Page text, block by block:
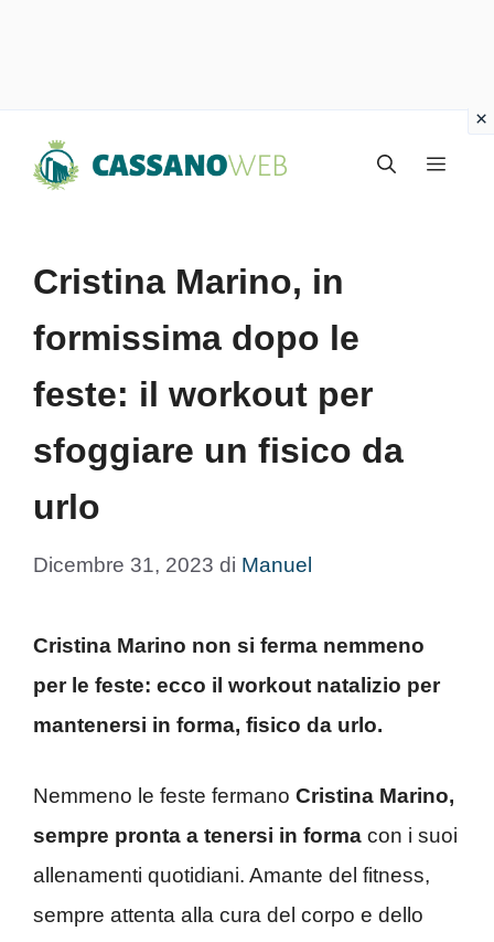
Menu
Cristina Marino, in
formissima dopo le
feste: il workout per
sfoggiare un fisico da
urlo
Dicembre 31, 2023 di Manuel
Cristina Marino non si ferma nemmeno
per le feste: ecco il workout natalizio per
mantenersi in forma, fisico da urlo.
Nemmeno le feste fermano Cristina Marino,
sempre pronta a tenersi in forma con i suoi
allenamenti quotidiani. Amante del fitness,
sempre attenta alla cura del corpo e dello